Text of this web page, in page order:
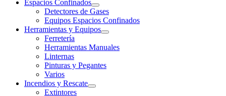
Espacios Confinados
Detectores de Gases
Equipos Espacios Confinados
Herramientas y Equipos
Ferretería
Herramientas Manuales
Linternas
Pinturas y Pegantes
Varios
Incendios y Rescate
Extintores